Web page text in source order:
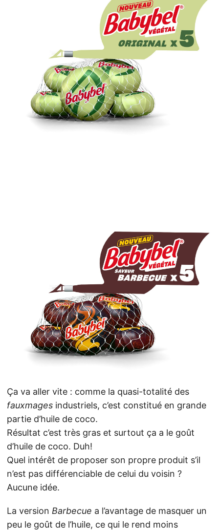
Ça va aller vite : comme la quasi-totalité des
fauxmages industriels, c’est constitué en grande
partie d’huile de coco.
Résultat c’est très gras et surtout ça a le goût
d’huile de coco. Duh!
Quel intérêt de proposer son propre produit s’il
n’est pas différenciable de celui du voisin ?
Aucune idée.
La version Barbecue a l’avantage de masquer un
peu le goût de l’huile, ce qui le rend moins